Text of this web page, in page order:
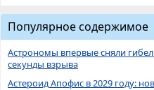
Популярное содержимое
Астрономы впервые сняли
секунды взрыва
Астероид Апофис в 2029 году: